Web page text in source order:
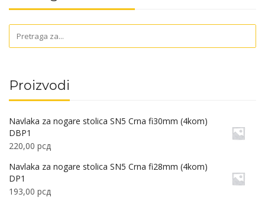
Proizvodi
Navlaka za nogare stolica SN5 Crna fi30mm (4kom)
DBP1
220,00 рсд
Navlaka za nogare stolica SN5 Crna fi28mm (4kom)
DP1
193,00 рсд